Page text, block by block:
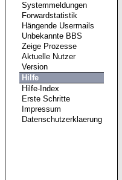
Systemmeldungen
Forwardstatistik
Hängende Usermails
Unbekannte BBS
Zeige Prozesse
Aktuelle Nutzer
Version
Hilfe
Hilfe-Index
Erste Schritte
Impressum
Datenschutzerklaerung